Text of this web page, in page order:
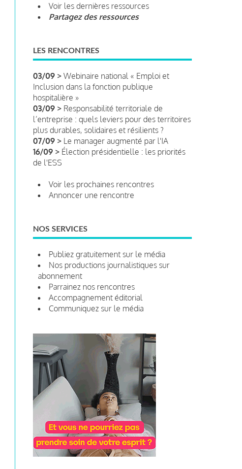
Voir les dernières ressources
Partagez des ressources
LES RENCONTRES
03/09 > Webinaire national « Emploi et
Inclusion dans la fonction publique
hospitalière »
03/09 > Responsabilité territoriale de
l’entreprise : quels leviers pour des territoires
plus durables, solidaires et résilients ?
07/09 > Le manager augmenté par l'IA
16/09 > Élection présidentielle : les priorités
de l'ESS
Voir les prochaines rencontres
Annoncer une rencontre
NOS SERVICES
Publiez gratuitement sur le média
Nos productions journalistiques sur
abonnement
Parrainez nos rencontres
Accompagnement éditorial
Communiquez sur le média